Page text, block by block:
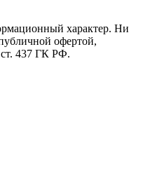
характер. Ни
офертой,
437 ГК РФ.